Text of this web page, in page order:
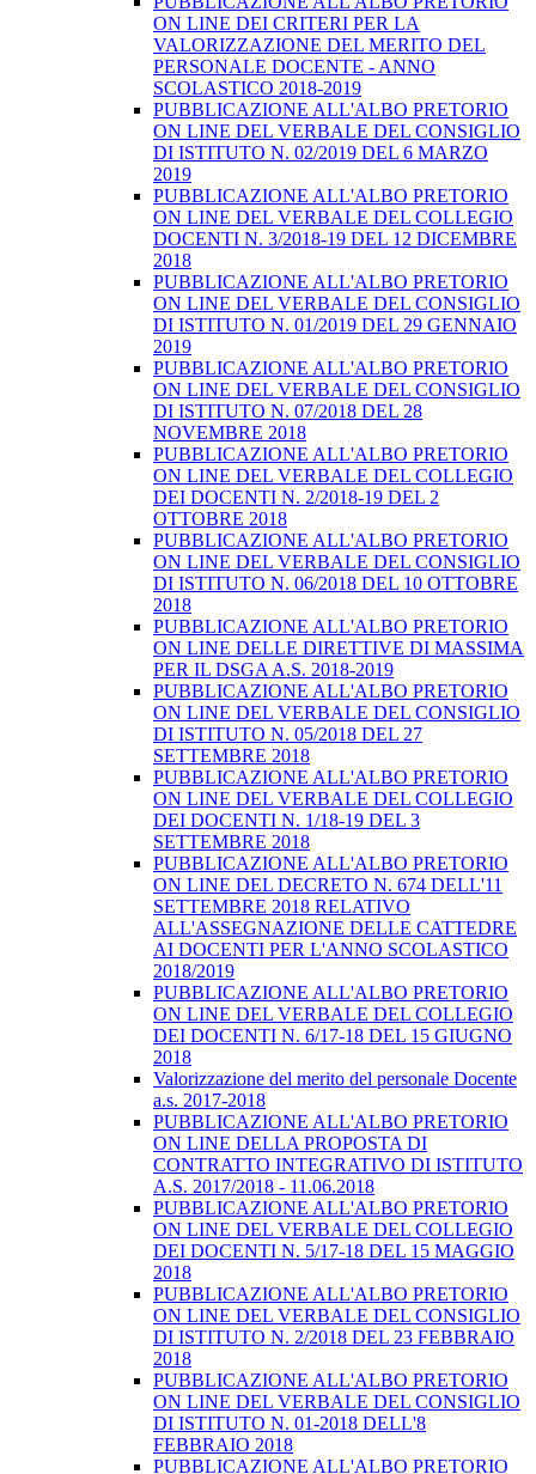
ON LINE DEI CRITERI PER LA
VALORIZZAZIONE DEL MERITO DEL
PERSONALE DOCENTE - ANNO
SCOLASTICO 2018-2019
PUBBLICAZIONE ALL'ALBO PRETORIO
ON LINE DEL VERBALE DEL CONSIGLIO
DI ISTITUTO N. 02/2019 DEL 6 MARZO
2019
PUBBLICAZIONE ALL'ALBO PRETORIO
ON LINE DEL VERBALE DEL COLLEGIO
DOCENTI N. 3/2018-19 DEL 12 DICEMBRE
2018
PUBBLICAZIONE ALL'ALBO PRETORIO
ON LINE DEL VERBALE DEL CONSIGLIO
DI ISTITUTO N. 01/2019 DEL 29 GENNAIO
2019
PUBBLICAZIONE ALL'ALBO PRETORIO
ON LINE DEL VERBALE DEL CONSIGLIO
DI ISTITUTO N. 07/2018 DEL 28
NOVEMBRE 2018
PUBBLICAZIONE ALL'ALBO PRETORIO
ON LINE DEL VERBALE DEL COLLEGIO
DEI DOCENTI N. 2/2018-19 DEL 2
OTTOBRE 2018
PUBBLICAZIONE ALL'ALBO PRETORIO
ON LINE DEL VERBALE DEL CONSIGLIO
DI ISTITUTO N. 06/2018 DEL 10 OTTOBRE
2018
PUBBLICAZIONE ALL'ALBO PRETORIO
ON LINE DELLE DIRETTIVE DI MASSIMA
PER IL DSGA A.S. 2018-2019
PUBBLICAZIONE ALL'ALBO PRETORIO
ON LINE DEL VERBALE DEL CONSIGLIO
DI ISTITUTO N. 05/2018 DEL 27
SETTEMBRE 2018
PUBBLICAZIONE ALL'ALBO PRETORIO
ON LINE DEL VERBALE DEL COLLEGIO
DEI DOCENTI N. 1/18-19 DEL 3
SETTEMBRE 2018
PUBBLICAZIONE ALL'ALBO PRETORIO
ON LINE DEL DECRETO N. 674 DELL'11
SETTEMBRE 2018 RELATIVO
ALL'ASSEGNAZIONE DELLE CATTEDRE
AI DOCENTI PER L'ANNO SCOLASTICO
2018/2019
PUBBLICAZIONE ALL'ALBO PRETORIO
ON LINE DEL VERBALE DEL COLLEGIO
DEI DOCENTI N. 6/17-18 DEL 15 GIUGNO
2018
Valorizzazione del merito del personale Docente
a.s. 2017-2018
PUBBLICAZIONE ALL'ALBO PRETORIO
ON LINE DELLA PROPOSTA DI
CONTRATTO INTEGRATIVO DI ISTITUTO
A.S. 2017/2018 - 11.06.2018
PUBBLICAZIONE ALL'ALBO PRETORIO
ON LINE DEL VERBALE DEL COLLEGIO
DEI DOCENTI N. 5/17-18 DEL 15 MAGGIO
2018
PUBBLICAZIONE ALL'ALBO PRETORIO
ON LINE DEL VERBALE DEL CONSIGLIO
DI ISTITUTO N. 2/2018 DEL 23 FEBBRAIO
2018
PUBBLICAZIONE ALL'ALBO PRETORIO
ON LINE DEL VERBALE DEL CONSIGLIO
DI ISTITUTO N. 01-2018 DELL'8
FEBBRAIO 2018
PUBBLICAZIONE ALL'ALBO PRETORIO